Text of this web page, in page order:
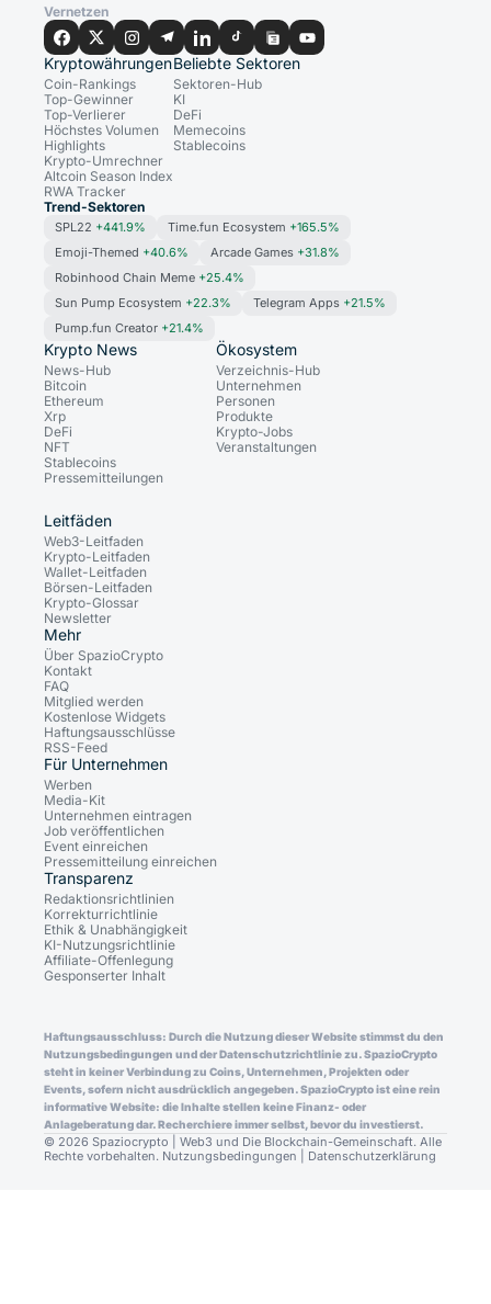
Vernetzen
Kryptowährungen
Coin-Rankings
Top-Gewinner
Top-Verlierer
Höchstes Volumen
Highlights
Krypto-Umrechner
Altcoin Season Index
RWA Tracker
Beliebte Sektoren
Sektoren-Hub
KI
DeFi
Memecoins
Stablecoins
Trend-Sektoren
SPL22 +441.9% Time.fun Ecosystem +165.5%
Emoji-Themed +40.6% Arcade Games +31.8%
Robinhood Chain Meme +25.4%
Sun Pump Ecosystem +22.3% Telegram Apps +21.5%
Pump.fun Creator +21.4%
Krypto News
News-Hub
Bitcoin
Ethereum
Xrp
DeFi
NFT
Stablecoins
Pressemitteilungen
Ökosystem
Verzeichnis-Hub
Unternehmen
Personen
Produkte
Krypto-Jobs
Veranstaltungen
Leitfäden
Web3-Leitfaden
Krypto-Leitfaden
Wallet-Leitfaden
Börsen-Leitfaden
Krypto-Glossar
Newsletter
Mehr
Über SpazioCrypto
Kontakt
FAQ
Mitglied werden
Kostenlose Widgets
Haftungsausschlüsse
RSS-Feed
Für Unternehmen
Werben
Media-Kit
Unternehmen eintragen
Job veröffentlichen
Event einreichen
Pressemitteilung einreichen
Transparenz
Redaktionsrichtlinien
Korrekturrichtlinie
Ethik & Unabhängigkeit
KI-Nutzungsrichtlinie
Affiliate-Offenlegung
Gesponserter Inhalt
Haftungsausschluss: Durch die Nutzung dieser Website stimmst du den
Nutzungsbedingungen und der Datenschutzrichtlinie zu. SpazioCrypto
steht in keiner Verbindung zu Coins, Unternehmen, Projekten oder
Events, sofern nicht ausdrücklich angegeben. SpazioCrypto ist eine rein
informative Website: die Inhalte stellen keine Finanz- oder
Anlageberatung dar. Recherchiere immer selbst, bevor du investierst.
© 2026 Spaziocrypto | Web3 und Die Blockchain-Gemeinschaft. Alle
Rechte vorbehalten. Nutzungsbedingungen Datenschutzerklärung